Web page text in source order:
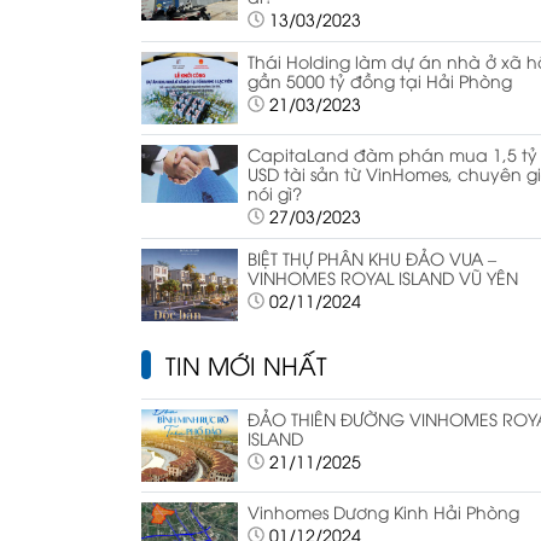
13/03/2023
Thái Holding làm dự án nhà ở xã
gần 5000 tỷ đồng tại Hải Phòng
21/03/2023
CapitaLand đàm phán mua 1,5 tỷ
USD tài sản từ VinHomes, chuyên
nói gì?
27/03/2023
BIỆT THỰ PHÂN KHU ĐẢO VUA –
VINHOMES ROYAL ISLAND VŨ YÊN
02/11/2024
TIN MỚI NHẤT
ĐẢO THIÊN ĐƯỜNG VINHOMES
ISLAND
21/11/2025
Vinhomes Dương Kinh Hải Phòng
01/12/2024